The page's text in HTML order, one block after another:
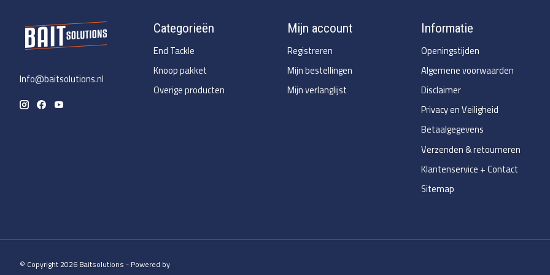
Info@baitsolutions.nl
Categorieën
End Tackle
Knoop pakket
Overige producten
Mijn account
Registreren
Mijn bestellingen
Mijn verlanglijst
Informatie
Openingstijden
Algemene voorwaarden
Disclaimer
Privacy en Veiligheid
Betaalgegevens
Verzenden & retourneren
Klantenservice + Contact
Sitemap
© Copyright 2026 Baitsolutions - Powered by